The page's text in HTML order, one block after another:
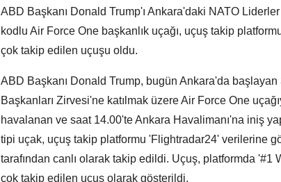
ABD Başkanı Donald Trump'ı Ankara'daki NATO
kodlu Air Force One başkanlık uçağı, uçuş takip
çok takip edilen uçuşu oldu.
ABD Başkanı Donald Trump, bugün Ankara'da
Başkanları Zirvesi'ne katılmak üzere Air Force One
havalanan ve saat 14.00'te Ankara Havalimanı'na iniş
tipi uçak, uçuş takip platformu 'Flightradar24' verilerine
tarafından canlı olarak takip edildi. Uçuş, platformda
çok takip edilen uçuş olarak gösterildi.